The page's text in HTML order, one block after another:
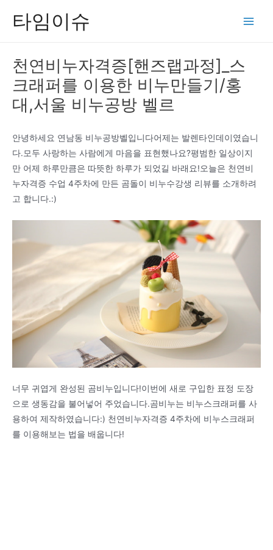
타임이슈
천연비누자격증[핸즈랩과정]_스
크래퍼를 이용한 비누만들기/홍
대,서울 비누공방 벨르
안녕하세요 연남동 비누공방벨입니다어제는 발렌타인데이였습니
다.모두 사랑하는 사람에게 마음을 표현했나요?평범한 일상이지
만 어제 하루만큼은 따뜻한 하루가 되었길 바래요!오늘은 천연비
누자격증 수업 4주차에 만든 곰돌이 비누수강생 리뷰를 소개하려
고 합니다.:)
너무 귀엽게 완성된 곰비누입니다!이번에 새로 구입한 표정 도장
으로 생동감을 불어넣어 주었습니다.곰비누는 비누스크래퍼를 사
용하여 제작하였습니다:) 천연비누자격증 4주차에 비누스크래퍼
를 이용해보는 법을 배웁니다!